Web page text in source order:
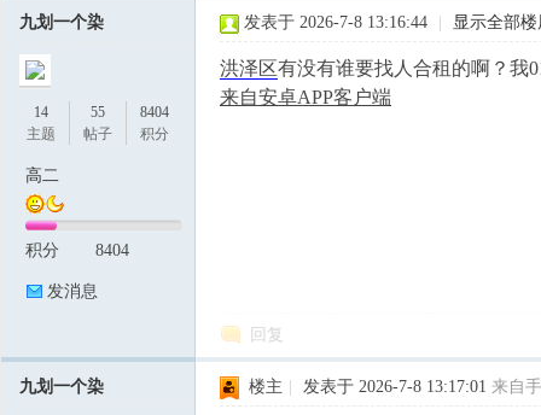
九划一个染
14
主题
55
帖子
8404
积分
高二
积分 8404
发消息
发表于 2026-7-8 13:16:44 显示全部楼
洪泽区有没有谁要找人合租的啊？我
来自安卓APP客户端
回复
九划一个染 楼主 发表于 2026-7-8 13:17:01 来自